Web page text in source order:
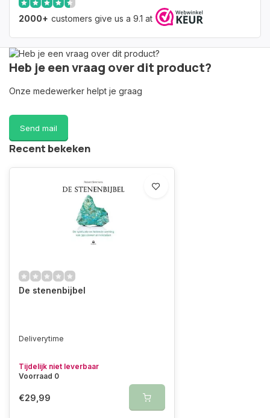
2000+ customers give us a 9.1 at
Heb je een vraag over dit product?
Onze medewerker helpt je graag
Send mail
Recent bekeken
De stenenbijbel
Deliverytime
Tijdelijk niet leverbaar
Voorraad 0
€29,99